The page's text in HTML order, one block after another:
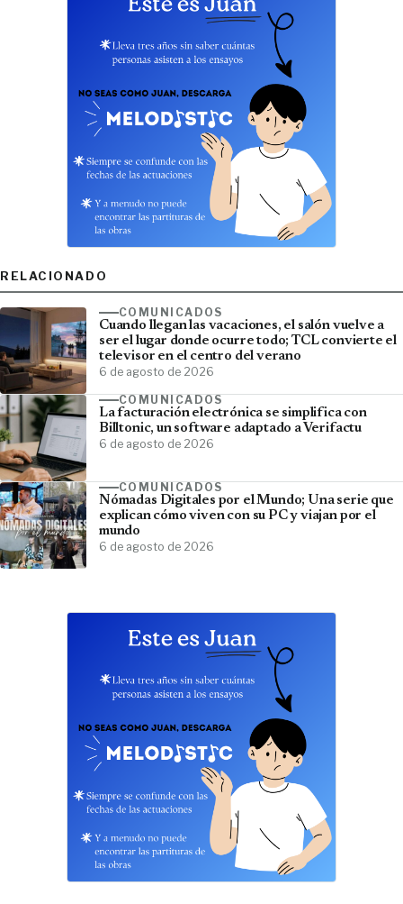
RELACIONADO
COMUNICADOS
Cuando llegan las vacaciones, el salón vuelve a
ser el lugar donde ocurre todo; TCL convierte el
televisor en el centro del verano
6 de agosto de 2026
COMUNICADOS
La facturación electrónica se simplifica con
Billtonic, un software adaptado a Verifactu
6 de agosto de 2026
COMUNICADOS
Nómadas Digitales por el Mundo; Una serie que
explican cómo viven con su PC y viajan por el
mundo
6 de agosto de 2026